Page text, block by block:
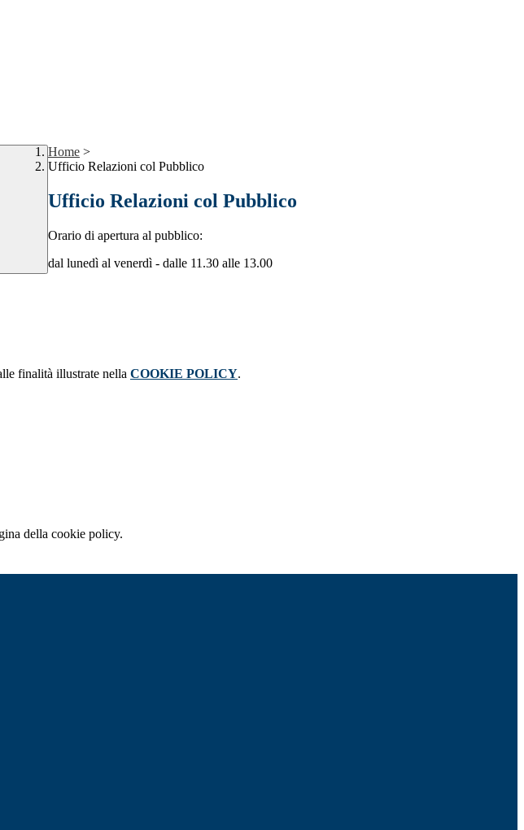
Home >
Ufficio Relazioni col Pubblico
Ufficio Relazioni col Pubblico
Orario di apertura al pubblico:
dal lunedì al venerdì - dalle 11.30 alle 13.00
finalità illustrate nella COOKIE POLICY.
della cookie policy.